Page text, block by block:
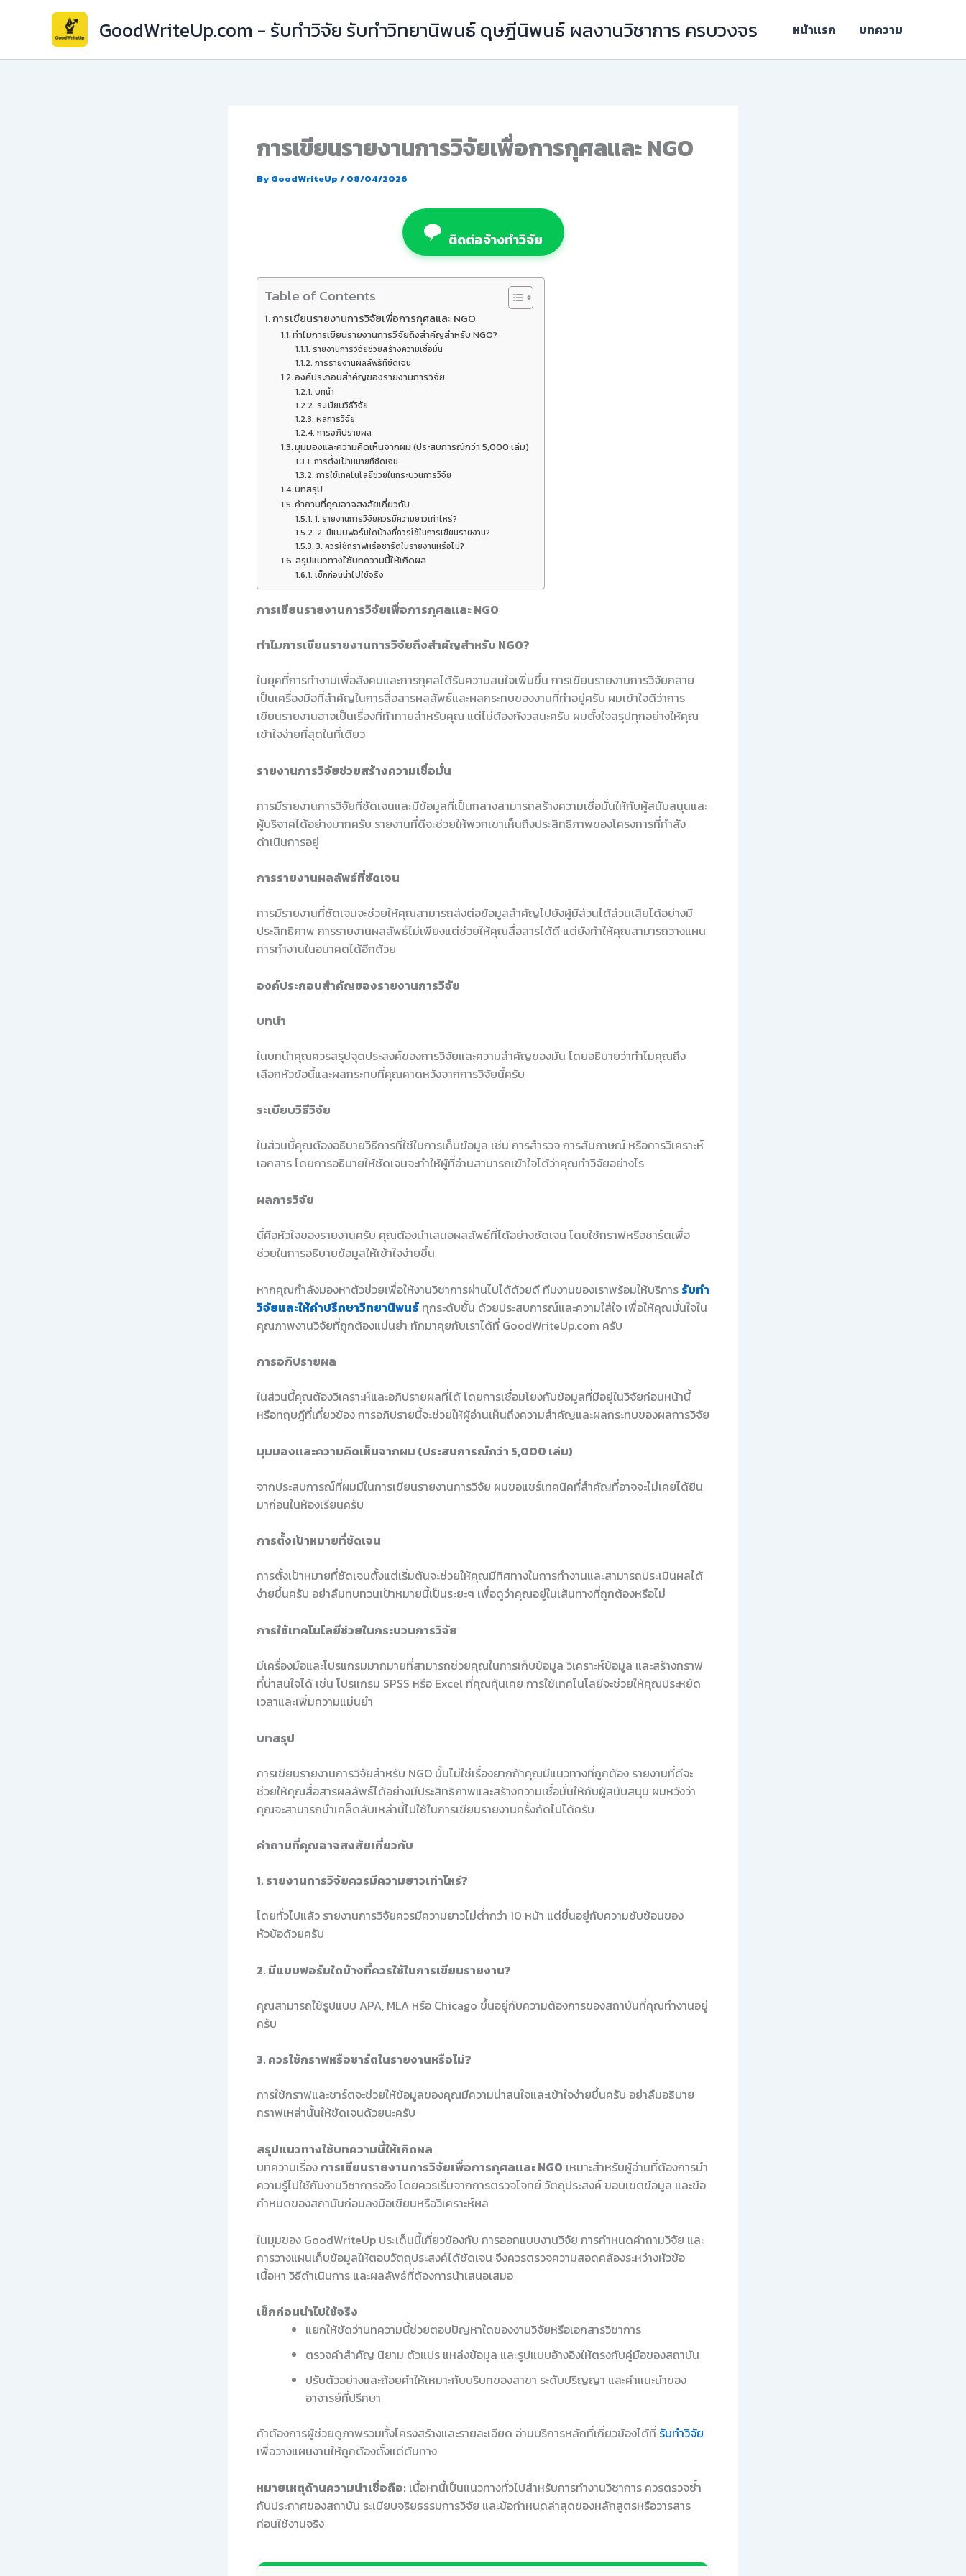
GoodWriteUp.com - รับทำวิจัย รับทำวิทยานิพนธ์ ดุษฎีนิพนธ์ ผลงานวิชาการ ครบวงจร หน้าแรก บทความ
การเขียนรายงานการวิจัยเพื่อการกุศลและ NGO
By GoodWriteUp / 08/04/2026
ติดต่อจ้างทำวิจัย
Table of Contents
การเขียนรายงานการวิจัยเพื่อการกุศลและ NGO
ทำไมการเขียนรายงานการวิจัยถึงสำคัญสำหรับ NGO?
รายงานการวิจัยช่วยสร้างความเชื่อมั่น
การรายงานผลลัพธ์ที่ชัดเจน
องค์ประกอบสำคัญของรายงานการวิจัย
บทนำ
ระเบียบวิธีวิจัย
ผลการวิจัย
การอภิปรายผล
มุมมองและความคิดเห็นจากผม (ประสบการณ์กว่า 5,000 เล่ม)
การตั้งเป้าหมายที่ชัดเจน
การใช้เทคโนโลยีช่วยในกระบวนการวิจัย
บทสรุป
คำถามที่คุณอาจสงสัยเกี่ยวกับ
1. รายงานการวิจัยควรมีความยาวเท่าไหร่?
2. มีแบบฟอร์มใดบ้างที่ควรใช้ในการเขียนรายงาน?
3. ควรใช้กราฟหรือชาร์ตในรายงานหรือไม่?
สรุปแนวทางใช้บทความนี้ให้เกิดผล
เช็กก่อนนำไปใช้จริง
การเขียนรายงานการวิจัยเพื่อการกุศลและ NGO
ทำไมการเขียนรายงานการวิจัยถึงสำคัญสำหรับ NGO?
ในยุคที่การทำงานเพื่อสังคมและการกุศลได้รับความสนใจเพิ่มขึ้น การเขียนรายงานการวิจัยกลาย
เป็นเครื่องมือที่สำคัญในการสื่อสารผลลัพธ์และผลกระทบของงานที่ทำอยู่ครับ ผมเข้าใจดีว่าการ
เขียนรายงานอาจเป็นเรื่องที่ท้าทายสำหรับคุณ แต่ไม่ต้องกังวลนะครับ ผมตั้งใจสรุปทุกอย่างให้คุณ
เข้าใจง่ายที่สุดในที่เดียว
รายงานการวิจัยช่วยสร้างความเชื่อมั่น
การมีรายงานการวิจัยที่ชัดเจนและมีข้อมูลที่เป็นกลางสามารถสร้างความเชื่อมั่นให้กับผู้สนับสนุนและ
ผู้บริจาคได้อย่างมากครับ รายงานที่ดีจะช่วยให้พวกเขาเห็นถึงประสิทธิภาพของโครงการที่กำลัง
ดำเนินการอยู่
การรายงานผลลัพธ์ที่ชัดเจน
การมีรายงานที่ชัดเจนจะช่วยให้คุณสามารถส่งต่อข้อมูลสำคัญไปยังผู้มีส่วนได้ส่วนเสียได้อย่างมี
ประสิทธิภาพ การรายงานผลลัพธ์ไม่เพียงแต่ช่วยให้คุณสื่อสารได้ดี แต่ยังทำให้คุณสามารถวางแผน
การทำงานในอนาคตได้อีกด้วย
องค์ประกอบสำคัญของรายงานการวิจัย
บทนำ
ในบทนำคุณควรสรุปจุดประสงค์ของการวิจัยและความสำคัญของมัน โดยอธิบายว่าทำไมคุณถึง
เลือกหัวข้อนี้และผลกระทบที่คุณคาดหวังจากการวิจัยนี้ครับ
ระเบียบวิธีวิจัย
ในส่วนนี้คุณต้องอธิบายวิธีการที่ใช้ในการเก็บข้อมูล เช่น การสำรวจ การสัมภาษณ์ หรือการวิเคราะห์
เอกสาร โดยการอธิบายให้ชัดเจนจะทำให้ผู้ที่อ่านสามารถเข้าใจได้ว่าคุณทำวิจัยอย่างไร
ผลการวิจัย
นี่คือหัวใจของรายงานครับ คุณต้องนำเสนอผลลัพธ์ที่ได้อย่างชัดเจน โดยใช้กราฟหรือชาร์ตเพื่อ
ช่วยในการอธิบายข้อมูลให้เข้าใจง่ายขึ้น
หากคุณกำลังมองหาตัวช่วยเพื่อให้งานวิชาการผ่านไปได้ด้วยดี ทีมงานของเราพร้อมให้บริการ รับทำ
วิจัยและให้คำปรึกษาวิทยานิพนธ์ ทุกระดับชั้น ด้วยประสบการณ์และความใส่ใจ เพื่อให้คุณมั่นใจใน
คุณภาพงานวิจัยที่ถูกต้องแม่นยำ ทักมาคุยกับเราได้ที่ GoodWriteUp.com ครับ
การอภิปรายผล
ในส่วนนี้คุณต้องวิเคราะห์และอภิปรายผลที่ได้ โดยการเชื่อมโยงกับข้อมูลที่มีอยู่ในวิจัยก่อนหน้านี้
หรือทฤษฎีที่เกี่ยวข้อง การอภิปรายนี้จะช่วยให้ผู้อ่านเห็นถึงความสำคัญและผลกระทบของผลการวิจัย
มุมมองและความคิดเห็นจากผม (ประสบการณ์กว่า 5,000 เล่ม)
จากประสบการณ์ที่ผมมีในการเขียนรายงานการวิจัย ผมขอแชร์เทคนิคที่สำคัญที่อาจจะไม่เคยได้ยิน
มาก่อนในห้องเรียนครับ
การตั้งเป้าหมายที่ชัดเจน
การตั้งเป้าหมายที่ชัดเจนตั้งแต่เริ่มต้นจะช่วยให้คุณมีทิศทางในการทำงานและสามารถประเมินผลได้
ง่ายขึ้นครับ อย่าลืมทบทวนเป้าหมายนี้เป็นระยะๆ เพื่อดูว่าคุณอยู่ในเส้นทางที่ถูกต้องหรือไม่
การใช้เทคโนโลยีช่วยในกระบวนการวิจัย
มีเครื่องมือและโปรแกรมมากมายที่สามารถช่วยคุณในการเก็บข้อมูล วิเคราะห์ข้อมูล และสร้างกราฟ
ที่น่าสนใจได้ เช่น โปรแกรม SPSS หรือ Excel ที่คุณคุ้นเคย การใช้เทคโนโลยีจะช่วยให้คุณประหยัด
เวลาและเพิ่มความแม่นยำ
บทสรุป
การเขียนรายงานการวิจัยสำหรับ NGO นั้นไม่ใช่เรื่องยากถ้าคุณมีแนวทางที่ถูกต้อง รายงานที่ดีจะ
ช่วยให้คุณสื่อสารผลลัพธ์ได้อย่างมีประสิทธิภาพและสร้างความเชื่อมั่นให้กับผู้สนับสนุน ผมหวังว่า
คุณจะสามารถนำเคล็ดลับเหล่านี้ไปใช้ในการเขียนรายงานครั้งถัดไปได้ครับ
คำถามที่คุณอาจสงสัยเกี่ยวกับ
1. รายงานการวิจัยควรมีความยาวเท่าไหร่?
โดยทั่วไปแล้ว รายงานการวิจัยควรมีความยาวไม่ต่ำกว่า 10 หน้า แต่ขึ้นอยู่กับความซับซ้อนของ
หัวข้อด้วยครับ
2. มีแบบฟอร์มใดบ้างที่ควรใช้ในการเขียนรายงาน?
คุณสามารถใช้รูปแบบ APA, MLA หรือ Chicago ขึ้นอยู่กับความต้องการของสถาบันที่คุณทำงานอยู่
ครับ
3. ควรใช้กราฟหรือชาร์ตในรายงานหรือไม่?
การใช้กราฟและชาร์ตจะช่วยให้ข้อมูลของคุณมีความน่าสนใจและเข้าใจง่ายขึ้นครับ อย่าลืมอธิบาย
กราฟเหล่านั้นให้ชัดเจนด้วยนะครับ
สรุปแนวทางใช้บทความนี้ให้เกิดผล
บทความเรื่อง การเขียนรายงานการวิจัยเพื่อการกุศลและ NGO เหมาะสำหรับผู้อ่านที่ต้องการนำ
ความรู้ไปใช้กับงานวิชาการจริง โดยควรเริ่มจากการตรวจโจทย์ วัตถุประสงค์ ขอบเขตข้อมูล และข้อ
กำหนดของสถาบันก่อนลงมือเขียนหรือวิเคราะห์ผล
ในมุมของ GoodWriteUp ประเด็นนี้เกี่ยวข้องกับ การออกแบบงานวิจัย การกำหนดคำถามวิจัย และ
การวางแผนเก็บข้อมูลให้ตอบวัตถุประสงค์ได้ชัดเจน จึงควรตรวจความสอดคล้องระหว่างหัวข้อ
เนื้อหา วิธีดำเนินการ และผลลัพธ์ที่ต้องการนำเสนอเสมอ
เช็กก่อนนำไปใช้จริง
แยกให้ชัดว่าบทความนี้ช่วยตอบปัญหาใดของงานวิจัยหรือเอกสารวิชาการ
ตรวจคำสำคัญ นิยาม ตัวแปร แหล่งข้อมูล และรูปแบบอ้างอิงให้ตรงกับคู่มือของสถาบัน
ปรับตัวอย่างและถ้อยคำให้เหมาะกับบริบทของสาขา ระดับปริญญา และคำแนะนำของ
อาจารย์ที่ปรึกษา
ถ้าต้องการผู้ช่วยดูภาพรวมทั้งโครงสร้างและรายละเอียด อ่านบริการหลักที่เกี่ยวข้องได้ที่ รับทำวิจัย
เพื่อวางแผนงานให้ถูกต้องตั้งแต่ต้นทาง
หมายเหตุด้านความน่าเชื่อถือ: เนื้อหานี้เป็นแนวทางทั่วไปสำหรับการทำงานวิชาการ ควรตรวจซ้ำ
กับประกาศของสถาบัน ระเบียบจริยธรรมการวิจัย และข้อกำหนดล่าสุดของหลักสูตรหรือวารสาร
ก่อนใช้งานจริง